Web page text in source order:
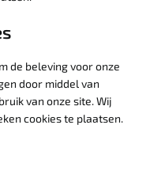
de beleving voor onze
door middel van
van onze site. Wij
cookies te plaatsen.